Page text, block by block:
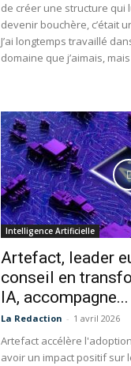
de créer une structure
devenir bouchère, c’était
J’ai longtemps travaillé
domaine que j’aimais,
Intelligence Artificielle
Artefact, leader
conseil en
IA, accompagne...
La Redaction - 1 avril 2026
Artefact accélère
avoir un impact positif sur